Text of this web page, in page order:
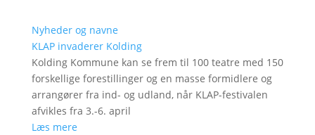
Nyheder og navne
KLAP invaderer Kolding
Kolding Kommune kan se frem til 100 teatre med 150
forskellige forestillinger og en masse formidlere og
arrangører fra ind- og udland, når KLAP-festivalen
afvikles fra 3.-6. april
Læs mere